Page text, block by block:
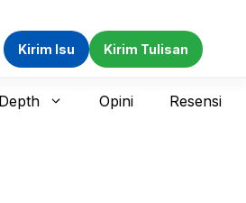
Kirim Isu Kirim Tulisan
Opini Resensi